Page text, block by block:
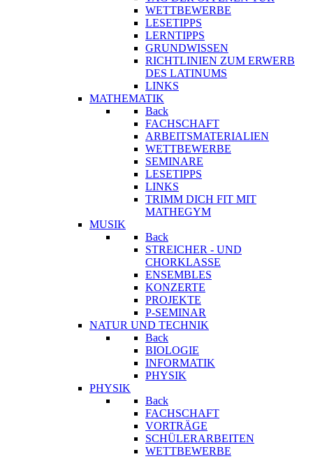
WETTBEWERBE
LESETIPPS
LERNTIPPS
GRUNDWISSEN
RICHTLINIEN ZUM ERWERB
DES LATINUMS
LINKS
MATHEMATIK
Back
FACHSCHAFT
ARBEITSMATERIALIEN
WETTBEWERBE
SEMINARE
LESETIPPS
LINKS
TRIMM DICH FIT MIT
MATHEGYM
MUSIK
Back
STREICHER - UND
CHORKLASSE
ENSEMBLES
KONZERTE
PROJEKTE
P-SEMINAR
NATUR UND TECHNIK
Back
BIOLOGIE
INFORMATIK
PHYSIK
PHYSIK
Back
FACHSCHAFT
VORTRÄGE
SCHÜLERARBEITEN
WETTBEWERBE